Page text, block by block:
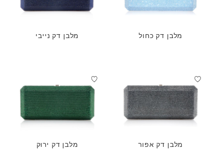
מלבן דק כחול מלבן דק נייבי
מלבן דק אפור מלבן דק ירוק